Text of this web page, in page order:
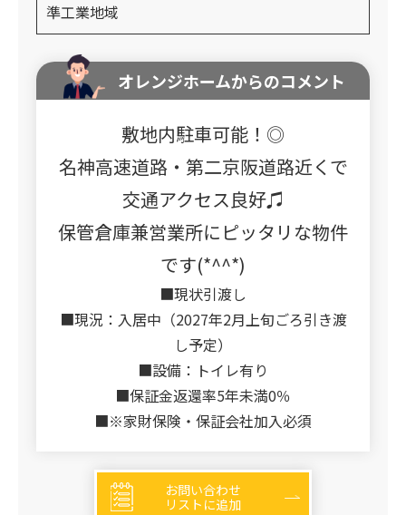
準工業地域
オレンジホームからのコメント
敷地内駐車可能！◎
名神高速道路・第二京阪道路近くで
交通アクセス良好♫
保管倉庫兼営業所にピッタリな物件
です(*^^*)
■現状引渡し
■現況：入居中（2027年2月上旬ごろ引き渡
し予定）
■設備：トイレ有り
■保証金返還率5年未満0％
■※家財保険・保証会社加入必須
お問い合わせ
リストに追加